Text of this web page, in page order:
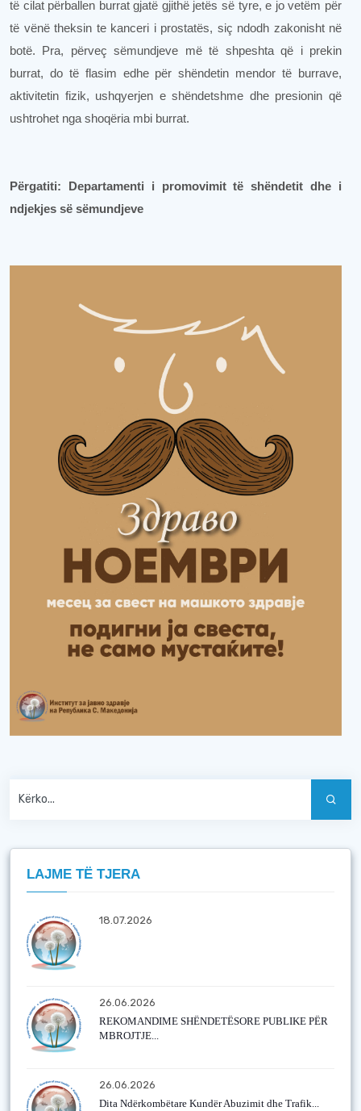
të cilat përballen burrat gjatë gjithë jetës së tyre, e jo vetëm për
të vënë theksin te kanceri i prostatës, siç ndodh zakonisht në
botë. Pra, përveç sëmundjeve më të shpeshta që i prekin
burrat, do të flasim edhe për shëndetin mendor të burrave,
aktivitetin fizik, ushqyerjen e shëndetshme dhe presionin që
ushtrohet nga shoqëria mbi burrat.
Përgatiti: Departamenti i promovimit të shëndetit dhe i
ndjekjes së sëmundjeve
LAJME TË TJERA
18.07.2026
26.06.2026
REKOMANDIME SHËNDETËSORE PUBLIKE PËR
MBROJTJE...
26.06.2026
Dita Ndërkombëtare Kundër Abuzimit dhe Trafik...